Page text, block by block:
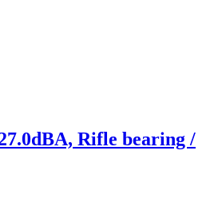
Rifle bearing /